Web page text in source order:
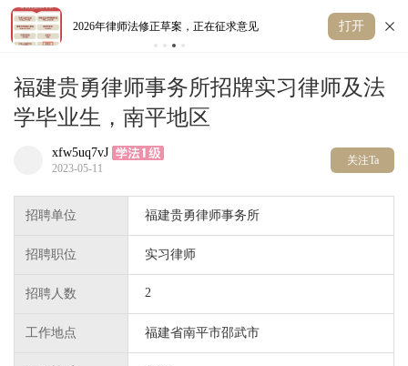
2026年律师法修正草案，正在征求意见 弃
打开
福建贵勇律师事务所招牌实习律师及法
学毕业生，南平地区
xfw5uq7vJ
2023-05-11
关注Ta
招聘单位 福建贵勇律师事务所
招聘职位 实习律师
招聘人数 2
工作地点 福建省南平市邵武市